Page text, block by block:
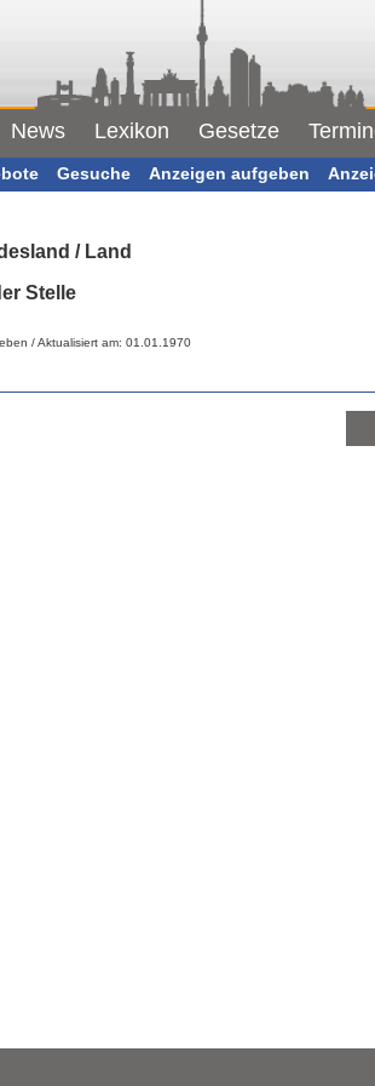
News Lexikon Gesetze
Gesuche Anzeigen aufgeben
/ Land
Stelle
/ Aktualisiert am: 01.01.1970